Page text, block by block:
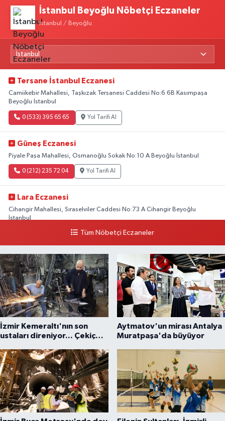
İstanbul Beyoğlu Nöbetçi Eczaneler
İstanbul / Beyoğlu
Tersane İstanbul Eczanesi
Camiikebir Mahallesi, Taşkızak Tersanesi Caddesi No:6 6B Kasımpaşa
Beyoğlu İstanbul
0 (533) 395 65 65 Yol Tarifi Al
Güneş Eczanesi
Piyale Paşa Mahallesi, Osmanoğlu Sokak No:10 A Beyoğlu İstanbul
0 (212) 235 72 04 Yol Tarifi Al
Lara Eczanesi
Cihangir Mahallesi, Sıraselviler Caddesi No:73 A Cihangir Beyoğlu
İstanbul
Yol Tarifi Al
Tüm Nöbetçi Eczaneler
İzmir Kemeraltı'nın son
ustaları direniyor... Çekiç
Aytmatov'un mirası Antalya
Muratpaşa'da büyüyor